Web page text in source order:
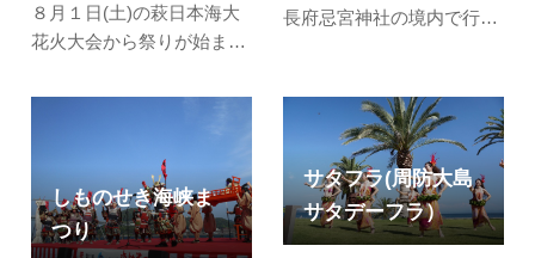
８月１日(土)の萩日本海大
花火大会から祭りが始まり
花火が夜空を彩り、周りに
る花火は大迫力です！ ２日
(日)の萩アオハル祭では、
ステージイベントや飲食の
出店などが行われ、子ども
長府忌宮神社の境内で行わ
ばれる長さ20～30ｍの竹を
担ぐ男達の勇壮な「幟舞
い」と、「切篭」と呼ばれ
る燈篭を付けた七夕飾りを
持つ女達の上品で美しい行
列が、境内の鬼石と呼ばれ
しものせき海峡ま
つり
サタフラ(周防大島
サタデーフラ）